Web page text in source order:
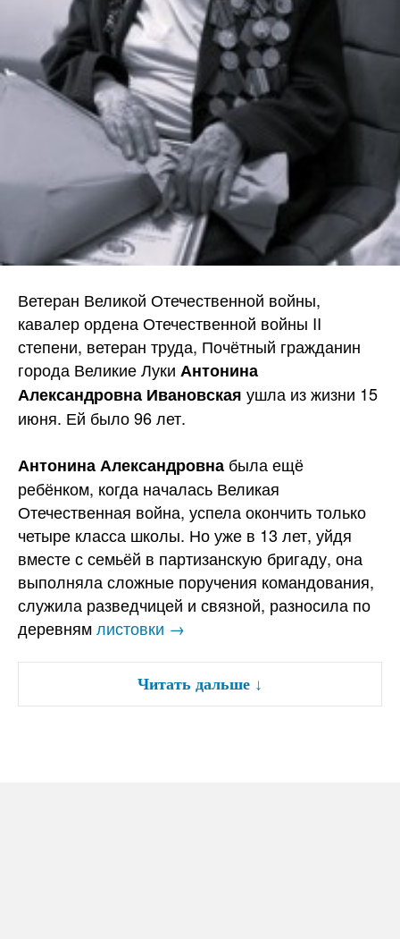
Ветеран Великой Отечественной войны,
кавалер ордена Отечественной войны II
степени, ветеран труда, Почётный гражданин
города Великие Луки Антонина
Александровна Ивановская ушла из жизни 15
июня. Ей было 96 лет.
Антонина Александровна была ещё
ребёнком, когда началась Великая
Отечественная война, успела окончить только
четыре класса школы. Но уже в 13 лет, уйдя
вместе с семьёй в партизанскую бригаду, она
выполняла сложные поручения командования,
служила разведчицей и связной, разносила по
деревнямлистовки →
Читать дальше ↓